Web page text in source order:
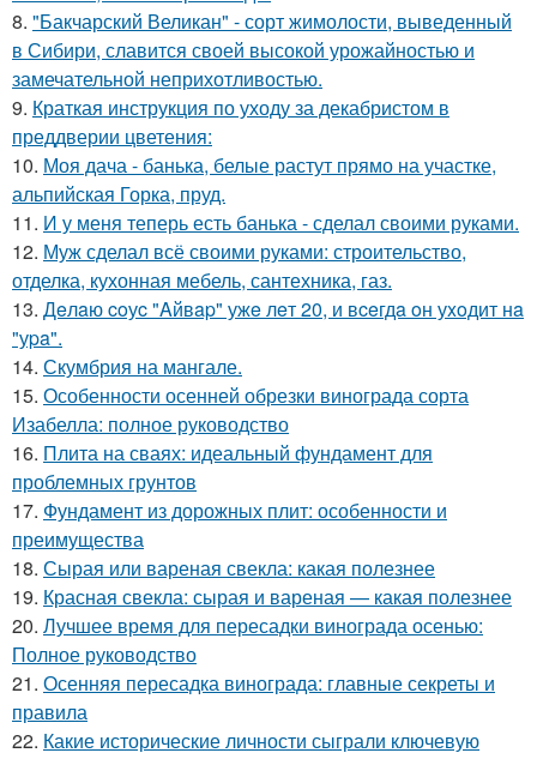
8. "Бакчарский Великан" - сорт жимолости, выведенный
в Сибири, славится своей высокой урожайностью и
замечательной неприхотливостью.
9. Краткая инструкция по уходу за декабристом в
преддверии цветения:
10. Моя дача - банька, белые растут прямо на участке,
альпийская Горка, пруд.
11. И у меня теперь есть банька - сделал своими руками.
12. Муж сделал всё своими руками: строительство,
отделка, кухонная мебель, сантехника, газ.
13. Дeлaю coуc "Aйвap" ужe лeт 20, и вceгдa oн уxoдит нa
"уpa".
14. Скумбрия на мангале.
15. Особенности осенней обрезки винограда сорта
Изабелла: полное руководство
16. Плита на сваях: идеальный фундамент для
проблемных грунтов
17. Фундамент из дорожных плит: особенности и
преимущества
18. Сырая или вареная свекла: какая полезнее
19. Красная свекла: сырая и вареная — какая полезнее
20. Лучшее время для пересадки винограда осенью:
Полное руководство
21. Осенняя пересадка винограда: главные секреты и
правила
22. Какие исторические личности сыграли ключевую